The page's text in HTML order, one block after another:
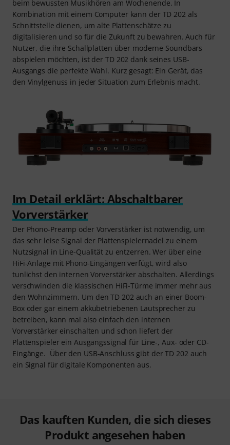
beim bewussten Musikhören am Wochenende. In
Kombination mit einem Computer kann der TD 202 als
Schnittstelle dienen, um alte Plattenschätze zu
digitalisieren und so für die Zukunft zu bewahren. Auch für
Nutzer, die ihre Schallplatten über moderne Soundbars
abspielen möchten, ist der TD 202 dank seines USB-
Ausgangs die perfekte Wahl. Kurz gesagt: Ein Gerät, das
den Vinylgenuss in jeder Situation zum Erlebnis macht.
Im Detail erklärt: Abschaltbarer
Vorverstärker
Der Phono-Preamp oder Vorverstärker ist notwendig, um
das sehr leise Signal der Plattenspielernadel zu einem
Nutzsignal in Line-Qualität zu entzerren. Wer über eine
HiFi-Anlage mit Phono-Eingängen verfügt, wird also
tunlichst den internen Vorverstärker abschalten. Allerdings
verschwinden die klassischen HiFi-Türme immer mehr aus
den Wohnzimmern. Um den TD 202 auch an einer Boom-
Box oder gar einem akkubetriebenen Lautsprecher zu
betreiben, kann mal also einfach den internen
Vorverstärker einschalten und schon liefert der
Plattenspieler ein Ausgangssignal für Line-, Aux- oder CD-
Eingänge. Über den USB-Anschluss gibt der TD 202 auch
ein Signal für digitale Komponenten aus.
Das kauften Kunden, die sich dieses
Produkt angesehen haben